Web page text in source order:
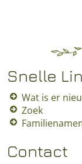
Snelle
Wat is er
Zoek
Contact